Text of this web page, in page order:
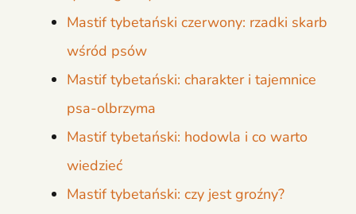
Mastif tybetański czerwony: rzadki skarb
wśród psów
Mastif tybetański: charakter i tajemnice
psa-olbrzyma
Mastif tybetański: hodowla i co warto
wiedzieć
Mastif tybetański: czy jest groźny?